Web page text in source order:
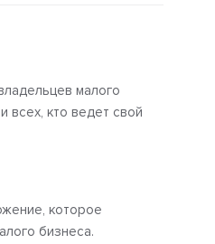
малого
всех, кто ведет свой
которое
бизнеса.